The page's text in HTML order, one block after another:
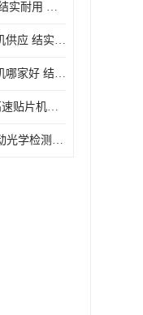
深圳 贴片机厂家 结实耐用 全自动化
厦门 西门子贴片机供应 结实耐用 提高生产率
北京 服务器贴片机哪家好 结实耐用 宽容性高
佛山 TX 全自动高速贴片机型号 结实耐用 全自动化
苏州 德律AOI 自动光学检测 帮助节省时间和劳动力成本